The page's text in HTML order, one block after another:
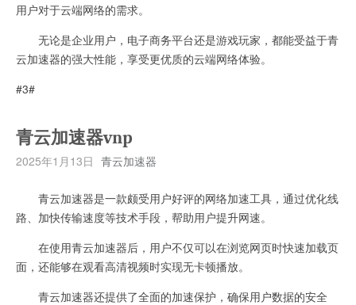
用户对于云端网络的需求。
无论是企业用户，电子商务平台还是游戏玩家，都能受益于青
云加速器的强大性能，享受更优质的云端网络体验。
#3#
青云加速器vnp
2025年1月13日 青云加速器
青云加速器是一款颇受用户好评的网络加速工具，通过优化线
路、加快传输速度等技术手段，帮助用户提升网速。
在使用青云加速器后，用户不仅可以在浏览网页时快速加载页
面，还能够在观看高清视频时实现无卡顿播放。
青云加速器还提供了全面的加速保护，确保用户数据的安全